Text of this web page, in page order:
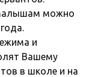
можно
и
Вашему
в школе и на